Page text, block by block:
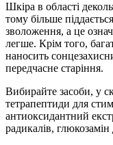
Шкіра в області
тому більше
зволоження, а це
легше. Крім того,
наносить
передчасне старіння.
Вибирайте засоби, у
тетрапептиди для
антиоксидантний
радикалів, глюкозамін